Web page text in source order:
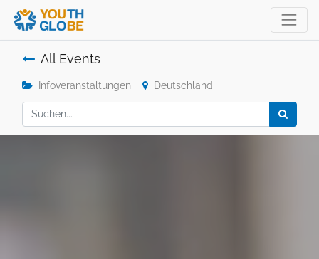
All Events
Infoveranstaltungen Deutschland